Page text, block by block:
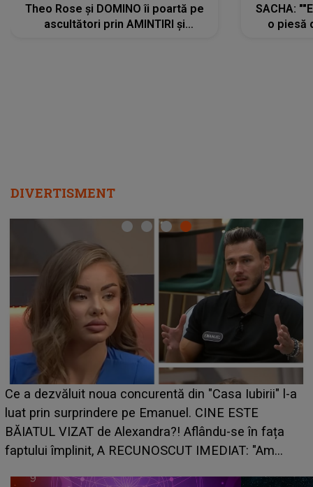
Theo Rose și DOMINO îi poartă pe
ascultători prin AMINTIRI și
SACHA:
o piesă
DIVERTISMENT
noua concurentă din "Casa Iubirii" l-a
surprindere pe Emanuel. CINE ESTE
VIZAT de Alexandra?! Aflându-se în fața
A RECUNOSCUT IMEDIAT: "Am
grabă îi